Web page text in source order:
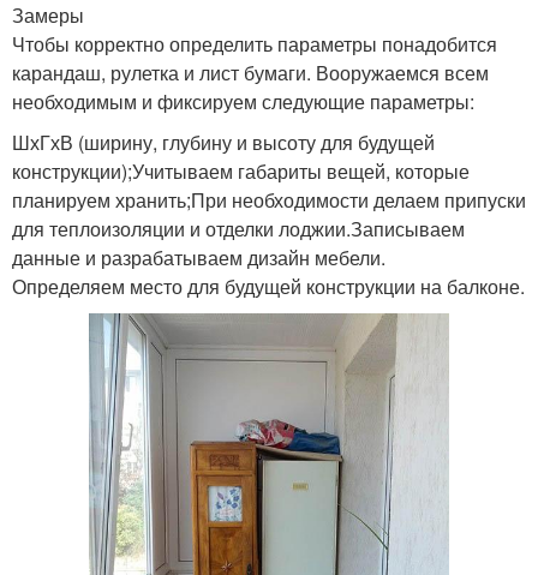
Замеры
Чтобы корректно определить параметры понадобится
карандаш, рулетка и лист бумаги. Вооружаемся всем
необходимым и фиксируем следующие параметры:
ШхГхВ (ширину, глубину и высоту для будущей
конструкции);Учитываем габариты вещей, которые
планируем хранить;При необходимости делаем припуски
для теплоизоляции и отделки лоджии.Записываем
данные и разрабатываем дизайн мебели.
Определяем место для будущей конструкции на балконе.